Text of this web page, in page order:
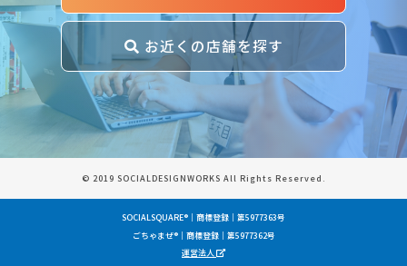
お近くの店舗を探す
© 2019 SOCIALDESIGNWORKS All Rights Reserved.
SOCIALSQUARE®｜商標登録｜第5977363号
ごちゃまぜ®｜商標登録｜第5977362号
運営法人